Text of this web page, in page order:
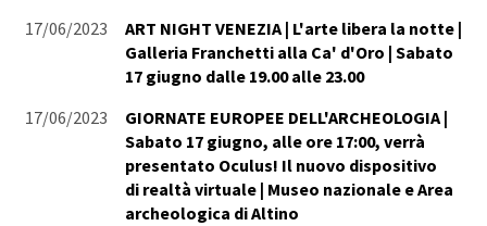
17/06/2023
ART NIGHT VENEZIA | L'arte libera la notte |
Galleria Franchetti alla Ca' d'Oro | Sabato
17 giugno dalle 19.00 alle 23.00
17/06/2023
GIORNATE EUROPEE DELL'ARCHEOLOGIA |
Sabato 17 giugno, alle ore 17:00, verrà
presentato Oculus! Il nuovo dispositivo
di realtà virtuale | Museo nazionale e Area
archeologica di Altino